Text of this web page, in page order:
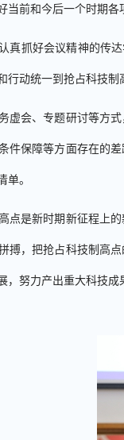
当前和今后一个时期各
真抓好会议精神的传
动统一到抢占科技制
虚会、专题研讨等方
件保障等方面存在的
单。
点是新时期新征程上
搏，把抢占科技制高
，努力产出重大科技成